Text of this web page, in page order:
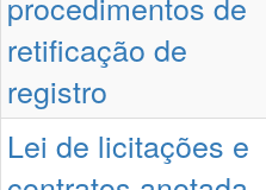
retificação de
registro
Lei de licitações e